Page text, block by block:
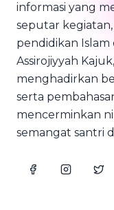
informasi yang
seputar
pendidikan
Assirojiyyah
menghadirkan
serta
mencerminkan
semangat santri